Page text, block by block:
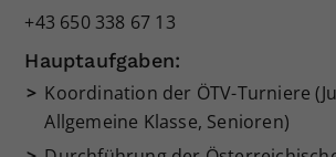
+43 650 338 67 13
Hauptaufgaben:
Koordination der ÖTV-Turniere
Allgemeine Klasse, Senioren)